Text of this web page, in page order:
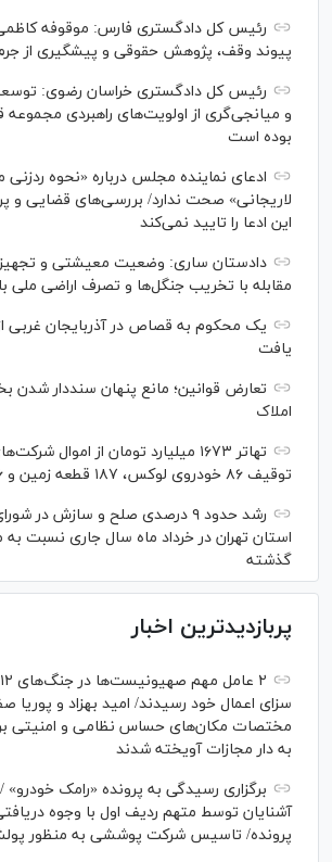
رئیس کل دادگستری فارس: موقوفه
پیوند وقف، پژوهش حقوقی و پیشگیری از
رئیس کل دادگستری خراسان رضوی:
و میانجی‌گری از اولویت‌های راهبردی
بوده است
ادعای نماینده مجلس درباره «نحوه
لاریجانی» صحت ندارد/ بررسی‌های قضایی و
این ادعا را تایید نمی‌کند
دادستان ساری: وضعیت معیشتی و تجهیز
مقابله با تخریب جنگل‌ها و تصرف اراضی ملی
یک محکوم به قصاص در آذربایجان‌ غربی
یافت
تعارض قوانین؛ مانع پنهان سنددار شدن
املاک
تهاتر ۱۶۷۳ میلیارد تومان از اموال
توقیف ۸۶ خودروی لوکس، ۱۸۷ قطعه زمین و ۸۶ واحد آپارتمان
رشد حدود ۹ درصدی صلح و سازش در
استان تهران در خرداد ماه سال جاری نسبت
گذشته
پربازدیدترین اخبار
سزای اعمال خود رسیدند/ امید بهزاد و پوریا
مختصات مکان‌های حساس نظامی و امنیتی
به دار مجازات آویخته شدند
برگزاری رسیدگی به پرونده «رامک
آشنایان توسط متهم ردیف اول با وجوه
پرونده/ تاسیس شرکت پوششی به منظور